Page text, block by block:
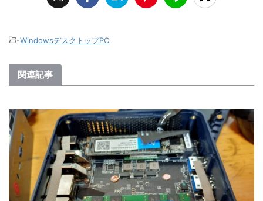
-WindowsデスクトップPC
関連記事